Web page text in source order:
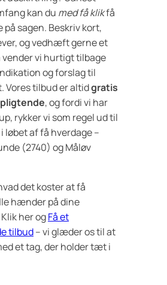
kan du med få klikfå
på sagen. Beskriv kort,
og vedhæft gerne et
vender vi hurtigt tilbage
og forslag til
Vores tilbud er altidgratis
, og fordi vi har
rykker vi som regel ud til
løbet af få hverdage –
(2740) og Måløv
det koster at få
hænder på dine
her ogFå et
tilbud– vi glæder os til at
et tag, der holder tæt i